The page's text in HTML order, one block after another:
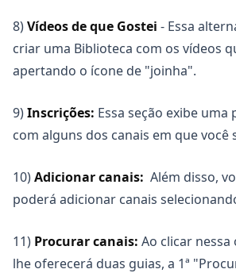
8)Vídeos de que Gostei - Essa
criar uma Biblioteca com os vídeos
apertando o ícone de "joinha".
9)Inscrições: Essa seção exibe
com alguns dos canais em que você
10)Adicionar canais: Além disso,
poderá adicionar canais
11) Procurar canais: Ao clicar
lhe oferecerá duas guias, a 1ª